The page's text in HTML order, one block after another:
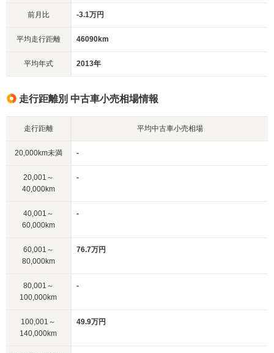
前月比 -3.1万円
平均走行距離 46090km
平均年式 2013年
走行距離別 中古車小売相場情報
走行距離 平均中古車小売相場
20,000km未満 -
20,001～
40,000km
-
40,001～
60,000km
-
60,001～
80,000km
76.7万円
80,001～
100,000km
-
100,001～
140,000km
49.9万円